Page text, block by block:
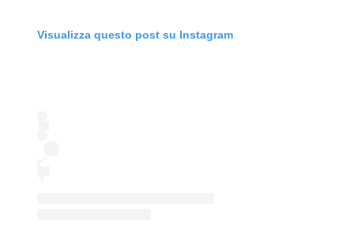
Visualizza questo post su Instagram